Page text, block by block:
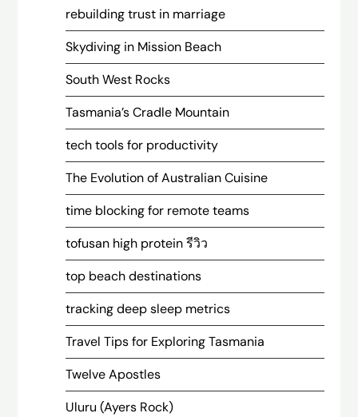
rebuilding trust in marriage
Skydiving in Mission Beach
South West Rocks
Tasmania’s Cradle Mountain
tech tools for productivity
The Evolution of Australian Cuisine
time blocking for remote teams
tofusan high protein รีวิว
top beach destinations
tracking deep sleep metrics
Travel Tips for Exploring Tasmania
Twelve Apostles
Uluru (Ayers Rock)